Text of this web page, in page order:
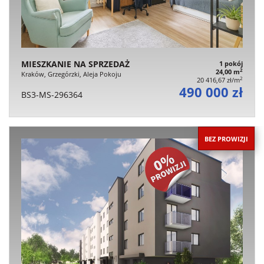
MIESZKANIE NA SPRZEDAŻ
Kraków, Grzegórzki, Aleja Pokoju
1 pokój
24,00 m2
20 416,67 zł/m2
BS3-MS-296364 490 000 zł
BEZ PROWIZJI